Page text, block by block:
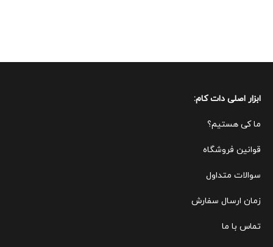
ابزار اصلی دات کام:
ما کی هستیم؟
قوانین فروشگاه
سوالات متداول
زمان ارسال سفارش
تماس با ما